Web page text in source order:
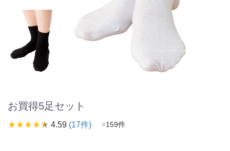
お買得5足セット
star_ratestar_ratestar_ratestar_ratestar_rate 4.59 (17件) ♥159件